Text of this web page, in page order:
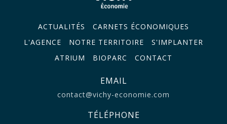
ACTUALITÉS
CARNETS ÉCONOMIQUES
L'AGENCE
NOTRE TERRITOIRE
S'IMPLANTER
ATRIUM
BIOPARC CONTACT
EMAIL
contact@vichy-economie.com
TÉLÉPHONE